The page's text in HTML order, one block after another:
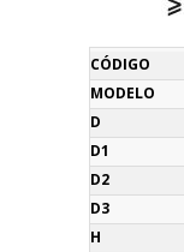
NomeCódigo